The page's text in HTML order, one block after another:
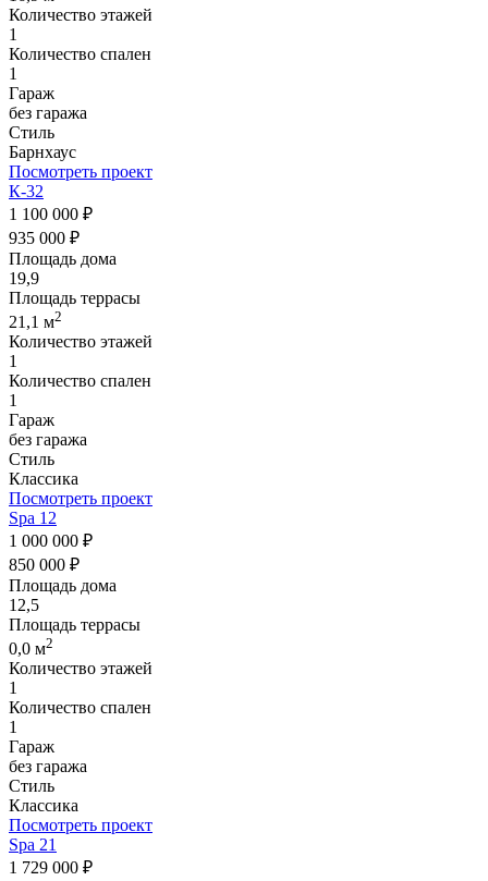
Количество этажей
1
Количество спален
1
Гараж
без гаража
Стиль
Барнхаус
Посмотреть проект
К-32
1 100 000 ₽
935 000 ₽
Площадь дома
19,9
Площадь террасы
21,1 м2
Количество этажей
1
Количество спален
1
Гараж
без гаража
Стиль
Классика
Посмотреть проект
Spa 12
1 000 000 ₽
850 000 ₽
Площадь дома
12,5
Площадь террасы
0,0 м2
Количество этажей
1
Количество спален
1
Гараж
без гаража
Стиль
Классика
Посмотреть проект
Spa 21
1 729 000 ₽